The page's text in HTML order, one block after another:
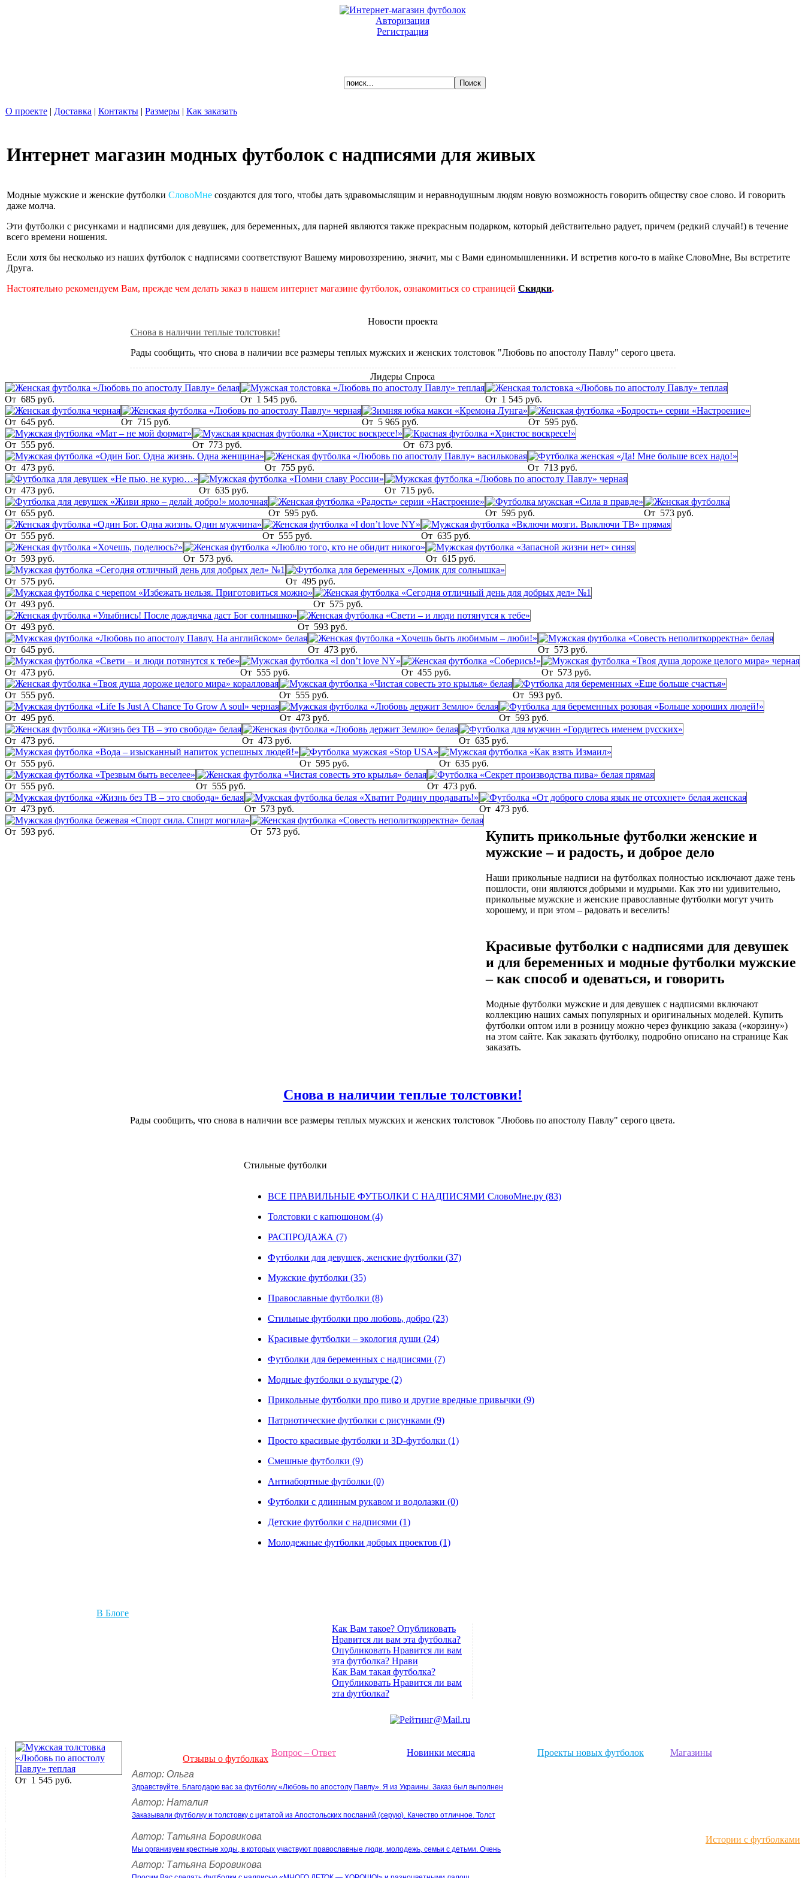
Авторизация
Регистрация
О проекте | Доставка | Контакты | Размеры | Как заказать
Интернет магазин модных футболок с надписями для живых
Модные мужские и женские футболки СловоМне создаются для того, чтобы дать здравомыслящим и неравнодушным людям новую возможность говорить обществу свое слово. И говорить
даже молча.
Эти футболки с рисунками и надписями для девушек, для беременных, для парней являются также прекрасным подарком, который действительно радует, причем (редкий случай!) в течение
всего времени ношения.
Если хотя бы несколько из наших футболок с надписями соответствуют Вашему мировоззрению, значит, мы с Вами единомышленники. И встретив кого-то в майке СловоМне, Вы встретите
Друга.
Настоятельно рекомендуем Вам, прежде чем делать заказ в нашем интернет магазине футболок, ознакомиться со страницей Скидки.
Новости проекта
Снова в наличии теплые толстовки!
Рады сообщить, что снова в наличии все размеры теплых мужских и женских толстовок "Любовь по апостолу Павлу" серого цвета.
Лидеры Спроса
От 685 руб. От 1 545 руб. От 1 545 руб.
От 645 руб. От 715 руб. От 5 965 руб. От 595 руб.
От 555 руб. От 773 руб. От 673 руб.
От 473 руб. От 755 руб. От 713 руб.
От 473 руб. От 635 руб. От 715 руб.
От 655 руб. От 595 руб. От 595 руб. От 573 руб.
От 555 руб. От 555 руб. От 635 руб.
От 593 руб. От 573 руб. От 615 руб.
От 575 руб. От 495 руб.
От 493 руб. От 575 руб.
От 493 руб. От 593 руб.
От 645 руб. От 473 руб. От 573 руб.
От 473 руб. От 555 руб. От 455 руб. От 573 руб.
От 555 руб. От 555 руб. От 593 руб.
От 495 руб. От 473 руб. От 593 руб.
От 473 руб. От 473 руб. От 635 руб.
От 555 руб. От 595 руб. От 635 руб.
От 555 руб. От 555 руб. От 473 руб.
От 473 руб. От 573 руб. От 473 руб.
От 593 руб. От 573 руб.
Купить прикольные футболки женские и
мужские – и радость, и доброе дело
Наши прикольные надписи на футболках полностью исключают даже тень
пошлости, они являются добрыми и мудрыми. Как это ни удивительно,
прикольные мужские и женские православные футболки могут учить
хорошему, и при этом – радовать и веселить!
Красивые футболки с надписями для девушек
и для беременных и модные футболки мужские
– как способ и одеваться, и говорить
Модные футболки мужские и для девушек с надписями включают
коллекцию наших самых популярных и оригинальных моделей. Купить
футболки оптом или в розницу можно через функцию заказа («корзину»)
на этом сайте. Как заказать футболку, подробно описано на странице Как
заказать.
Снова в наличии теплые толстовки!
Рады сообщить, что снова в наличии все размеры теплых мужских и женских толстовок "Любовь по апостолу Павлу" серого цвета.
Стильные футболки
ВСЕ ПРАВИЛЬНЫЕ ФУТБОЛКИ С НАДПИСЯМИ СловоМне.ру (83)
Толстовки с капюшоном (4)
РАСПРОДАЖА (7)
Футболки для девушек, женские футболки (37)
Мужские футболки (35)
Православные футболки (8)
Стильные футболки про любовь, добро (23)
Красивые футболки – экология души (24)
Футболки для беременных с надписями (7)
Модные футболки о культуре (2)
Прикольные футболки про пиво и другие вредные привычки (9)
Патриотические футболки с рисунками (9)
Просто красивые футболки и 3D-футболки (1)
Смешные футболки (9)
Антиабортные футболки (0)
Футболки с длинным рукавом и водолазки (0)
Детские футболки с надписями (1)
Молодежные футболки добрых проектов (1)
В Блоге
Как Вам такое? Опубликовать
Нравится ли вам эта футболка?
Опубликовать Нравится ли вам
эта футболка? Нрави
Как Вам такая футболка?
Опубликовать Нравится ли вам
эта футболка?
Магазины
Проекты новых футболок
Новинки месяца
От 1 545 руб.
Вопрос – Ответ
Отзывы о футболках
Автор: Ольга
Здравствуйте. Благодарю вас за футболку «Любовь по апостолу Павлу». Я из Украины. Заказ был выполнен
Автор: Наталия
Заказывали футболку и толстовку с цитатой из Апостольских посланий (серую). Качество отличное. Толст
Истории с футболками
Автор: Татьяна Боровикова
Мы организуем крестные ходы, в которых участвуют православные люди, молодежь, семьи с детьми. Очень
Автор: Татьяна Боровикова